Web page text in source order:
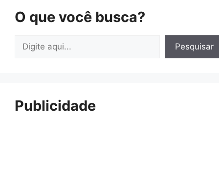
O que você busca?
Pesquisar Pesquisar
Publicidade